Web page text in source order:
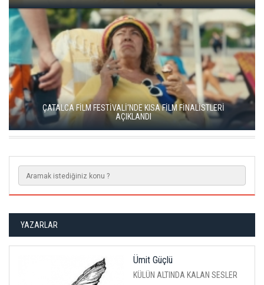
YEŞİM USTAOĞLU'NUN "ARTAKALAN"I SAN SEBASTIÁN'DA
DÜNYA PRÖMİYERİNİ YAPACAK
YAZARLAR
Ümit Güçlü
KÜLÜN ALTINDA KALAN SESLER